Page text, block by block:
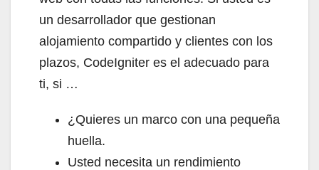
un desarrollador que gestionan
alojamiento compartido y clientes con los
plazos, CodeIgniter es el adecuado para
ti, si …
¿Quieres un marco con una pequeña
huella.
Usted necesita un rendimiento